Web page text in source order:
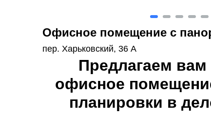
Офисное помещение с
пер. Харьковский, 36 А
Предлагаем вам
офисное
планировки в